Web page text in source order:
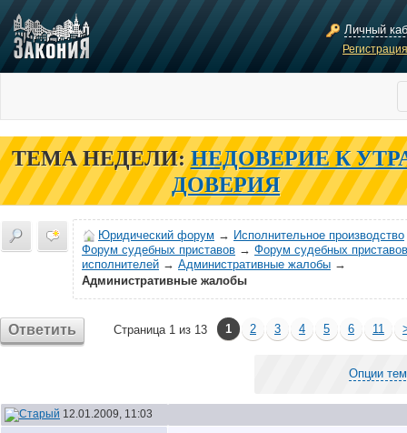
Личный
ТЕМА НЕДЕЛИ: НЕДОВЕРИЕ К
ДОВЕРИЯ
Юридический форум → Исполнительное производство
Форум судебных приставов → Форум судебных
исполнителей → Административные жалобы →
Административные жалобы
Ответить Страница 1 из 13 1 2 3 4 5 6 11
Опции
12.01.2009, 11:03